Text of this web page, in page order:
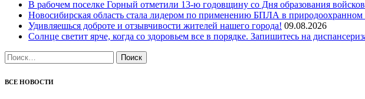
В рабочем поселке Горный отметили 13-ю годовщину со Дня образования
Новосибирская область стала лидером по применению БПЛА в природоохранном
Удивляешься доброте и отзывчивости жителей нашего города! 09.08.2026
Солнце светит ярче, когда со здоровьем все в порядке. Запишитесь на
Найти:
ВСЕ НОВОСТИ